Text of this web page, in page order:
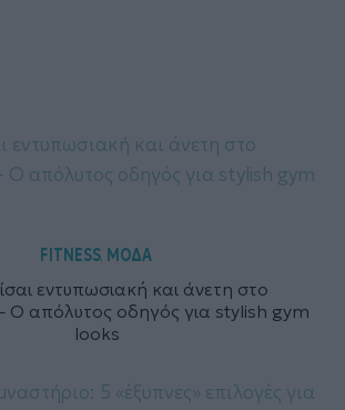
FITNESS, ΜΟΔΑ
εντυπωσιακή και άνετη στο
Ο απόλυτος οδηγός για stylish gym
looks